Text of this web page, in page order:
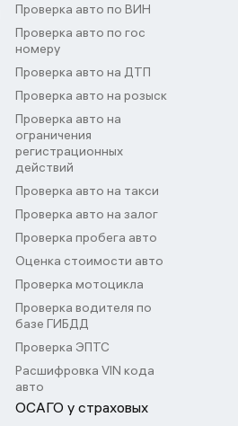
Проверка авто по ВИН
Проверка авто по гос
номеру
Проверка авто на ДТП
Проверка авто на розыск
Проверка авто на
ограничения
регистрационных
действий
Проверка авто на такси
Проверка авто на залог
Проверка пробега авто
Оценка стоимости авто
Проверка мотоцикла
Проверка водителя по
базе ГИБДД
Проверка ЭПТС
Расшифровка VIN кода
авто
ОСАГО у страховых